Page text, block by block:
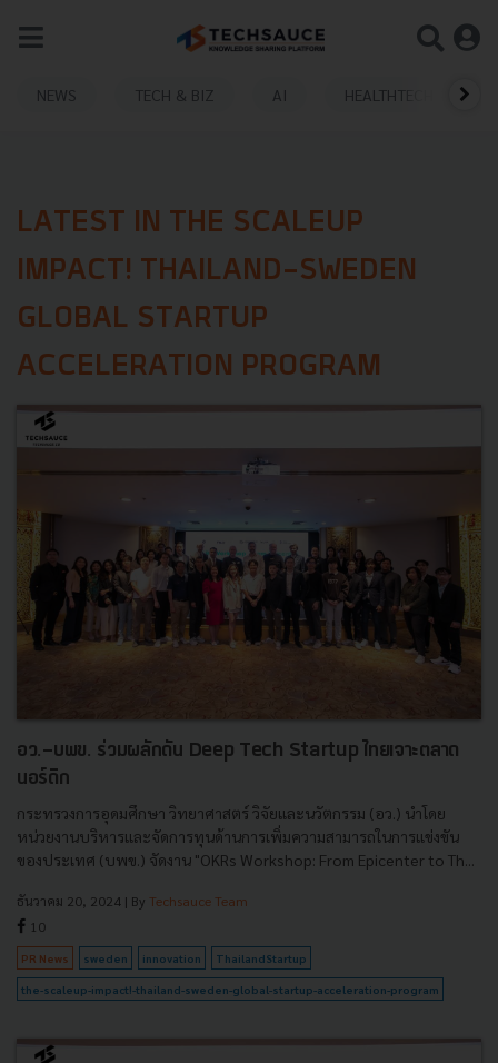
NEWS TECH & BIZ AI HEALTHTECH
LATEST IN THE SCALEUP
IMPACT! THAILAND-SWEDEN
GLOBAL STARTUP
ACCELERATION PROGRAM
อว.-บพข. ร่วมผลักดัน Deep Tech Startup ไทยเจาะตลาด
นอร์ดิก
กระทรวงการอุดมศึกษา วิทยาศาสตร์ วิจัยและนวัตกรรม (อว.) นำโดย
หน่วยงานบริหารและจัดการทุนด้านการเพิ่มความสามารถในการแข่งขัน
ของประเทศ (บพข.) จัดงาน "OKRs Workshop: From Epicenter to Th...
ธันวาคม 20, 2024 | By Techsauce Team
10
PR News sweden innovation ThailandStartup
the-scaleup-impact!-thailand-sweden-global-startup-acceleration-program